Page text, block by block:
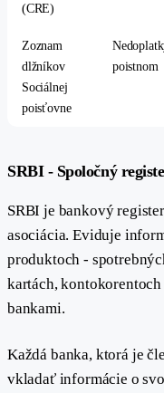
(CRE)
Zoznam
dlžníkov
Sociálnej
poisťovne
poistnom
SRBI - Spoločný
SRBI je bankový
asociácia. Eviduje
produktoch -
kartách,
bankami.
Každá banka, ktorá je
vkladať informácie o